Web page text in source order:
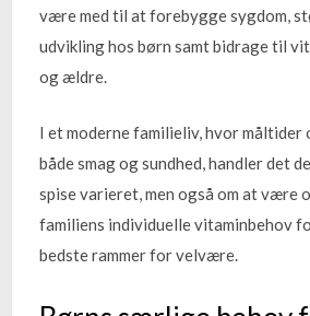
være med til at forebygge sygdom,
udvikling hos børn samt bidrage til
og ældre.
I et moderne familieliv, hvor måltider
både smag og sundhed, handler det
spise varieret, men også om at være
familiens individuelle vitaminbehov
bedste rammer for velvære.